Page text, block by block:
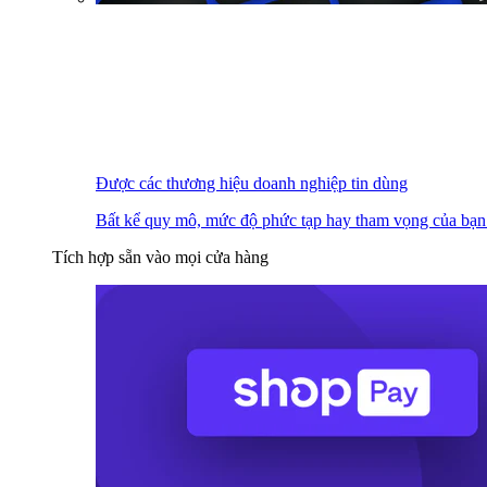
Được các thương hiệu doanh nghiệp tin dùng
Bất kể quy mô, mức độ phức tạp hay tham vọng của
Tích hợp sẵn vào mọi cửa hàng